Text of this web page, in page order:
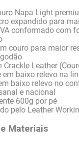
Napa Light
expandido para
conformado com
couro para maior
Crackle Leather
em baixo relevo na
baixo relevo no
e nacional
600g por pé
pelo Leather
Materiais